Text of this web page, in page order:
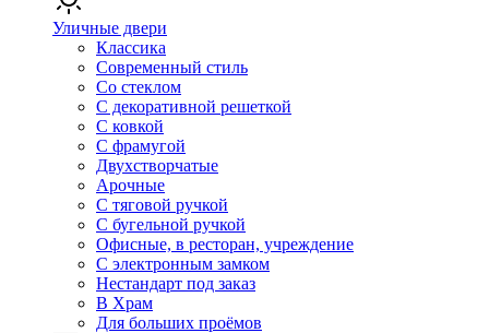
Уличные двери
Классика
Современный стиль
Со стеклом
С декоративной решеткой
С ковкой
С фрамугой
Двухстворчатые
Арочные
С тяговой ручкой
С бугельной ручкой
Офисные, в ресторан, учреждение
С электронным замком
Нестандарт под заказ
В Храм
Для больших проёмов